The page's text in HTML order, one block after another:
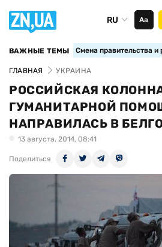
RU Аа
ВАЖНЫЕ ТЕМЫ Смена правительства и
ГЛАВНАЯ УКРАИНА
РОССИЙСКАЯ
ГУМАНИТАРНОЙ
НАПРАВИЛАСЬ В
13 августа, 2014, 08:41
Поделиться